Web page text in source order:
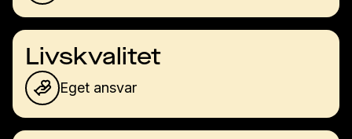
Livskvalitet
Eget ansvar